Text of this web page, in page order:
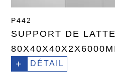
P442
SUPPORT DE
+ DÉTAIL